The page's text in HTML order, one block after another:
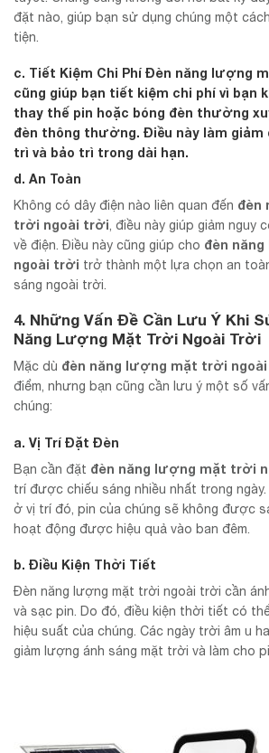
đặt nào, giúp bạn sử dụng chúng một
tiện.
c. Tiết Kiệm Chi Phí Đèn năng lượng
cũng giúp bạn tiết kiệm chi phí vì bạn
thay thế pin hoặc bóng đèn thường
đèn thông thường. Điều này làm
trì và bảo trì trong dài hạn.
d. An Toàn
Không có dây điện nào liên quan đến đèn
trời ngoài trời , điều này giúp giảm
về điện. Điều này cũng giúp cho đèn
ngoài trời trở thành một lựa chọn an
sáng ngoài trời.
4. Những Vấn Đề Cần Lưu Ý Khi
Năng Lượng Mặt Trời Ngoài Trời
Mặc dù đèn năng lượng mặt trời
điểm, nhưng bạn cũng cần lưu ý một số
chúng:
a. Vị Trí Đặt Đèn
Bạn cần đặt đèn năng lượng mặt trời
trí được chiếu sáng nhiều nhất trong
ở vị trí đó, pin của chúng sẽ không được
hoạt động được hiệu quả vào ban đêm.
b. Điều Kiện Thời Tiết
Đèn năng lượng mặt trời ngoài trời cần
và sạc pin. Do đó, điều kiện thời tiết có
hiệu suất của chúng. Các ngày trời âm u
giảm lượng ánh sáng mặt trời và làm cho